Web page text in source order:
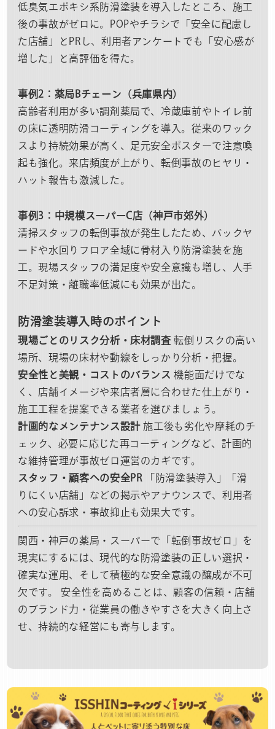
低臭気エポキシ系防滑塗装を導入したところ、施工
後の事故がゼロに。POPやチラシで「安全に配慮し
た店舗」とPRし、利用者アンケートでも「安心感が
増した」と高評価を得た。
事例2：薬局Bチェーン（兵庫県内）
高齢者利用が多い調剤薬局で、冷蔵庫前やトイレ前
の床に透明防滑コーティングを導入。従来のワック
スより持続効果が高く、足元安全ポスターで注意喚
起も強化。来店頻度が上がり、転倒事故のヒヤリ・
ハット報告も激減した。
事例3：中規模スーパーC店（神戸市郊外）
清掃スタッフの転倒事故が発生したため、バックヤ
ードや水回りフロア全域に骨材入り防滑塗装を施
工。現場スタッフの満足度や安全意識も増し、人手
不足対策・離職率低減にも効果が出た。
防滑塗装導入時のポイント
現場ごとのリスク分析・床材調査 転倒リスクの高い
場所、現場の床材や動線をしっかり分析・把握。
安全性と美観・コストのバランス 機能面だけでな
く、店舗イメージや来店者層に合わせた仕上がり・
施工工程を提案できる業者を選びましょう。
計画的なメンテナンス設計施工後も劣化や摩耗のチ
ェック、必要に応じた再コーティングなど、計画的
な維持管理が事故ゼロ運営のカギです。
スタッフ・顧客への安全PR「防滑塗装導入」「滑
りにくい店舗」などの掲示やアナウンスで、利用者
への安心訴求・事故抑止も効果大です。
関西・神戸の薬局・スーパーで「転倒事故ゼロ」を
現実にするには、現代的な防滑塗装の正しい選択・
確実な運用、そして積極的な安全意識の醸成が不可
欠です。 安全性を高めることは、顧客の信頼・店舗
のブランド力・従業員の働きやすさを大きく向上さ
せ、持続的な経営にも寄与します。